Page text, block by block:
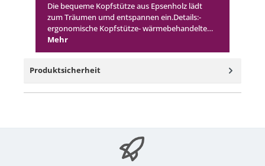
Die bequeme Kopfstütze aus Epsenholz lädt
zum Träumen umd entspannen ein.Details:-
ergonomische Kopfstütze- wärmebehandelte…
Mehr
Produktsicherheit